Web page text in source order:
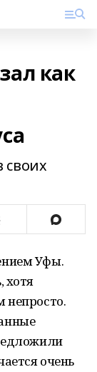
как
своих
Уфы.
хотя
непросто.
очень